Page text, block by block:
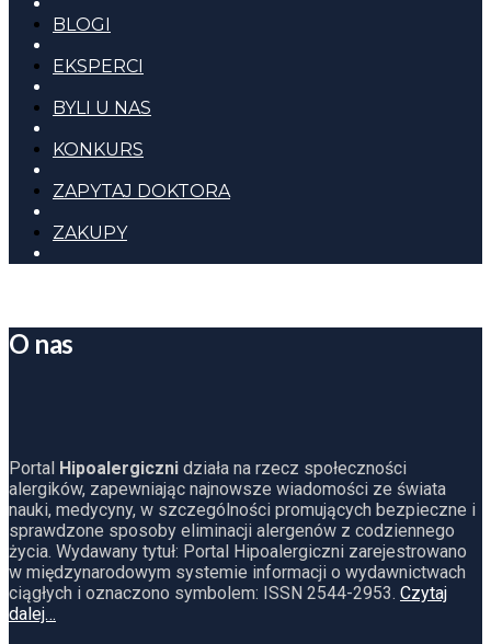
BLOGI
EKSPERCI
BYLI U NAS
KONKURS
ZAPYTAJ DOKTORA
ZAKUPY
O nas
Portal Hipoalergiczni działa na rzecz społeczności
alergików, zapewniając najnowsze wiadomości ze świata
nauki, medycyny, w szczególności promujących bezpieczne i
sprawdzone sposoby eliminacji alergenów z codziennego
życia. Wydawany tytuł: Portal Hipoalergiczni zarejestrowano
w międzynarodowym systemie informacji o wydawnictwach
ciągłych i oznaczono symbolem: ISSN 2544-2953. Czytaj
dalej…